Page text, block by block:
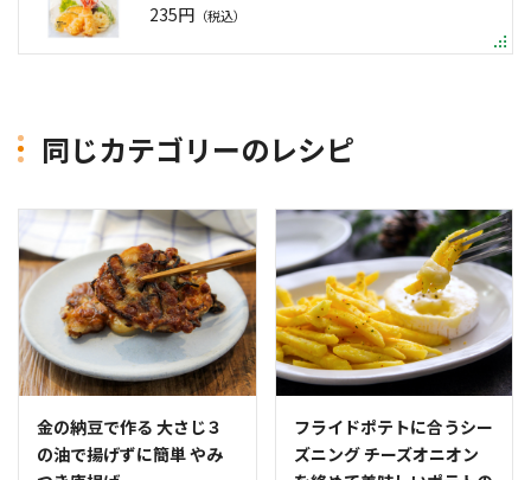
235円 （税込）
同じカテゴリーのレシピ
金の納豆で作る 大さじ３
の油で揚げずに簡単 やみ
フライドポテトに合うシー
ズニング チーズオニオン